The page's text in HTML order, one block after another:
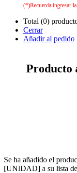
(*)Recuerda ingresar
Total (0)
Cerrar
Añadir al pedido
Producto
Se ha añadido el
[UNIDAD] a su lista